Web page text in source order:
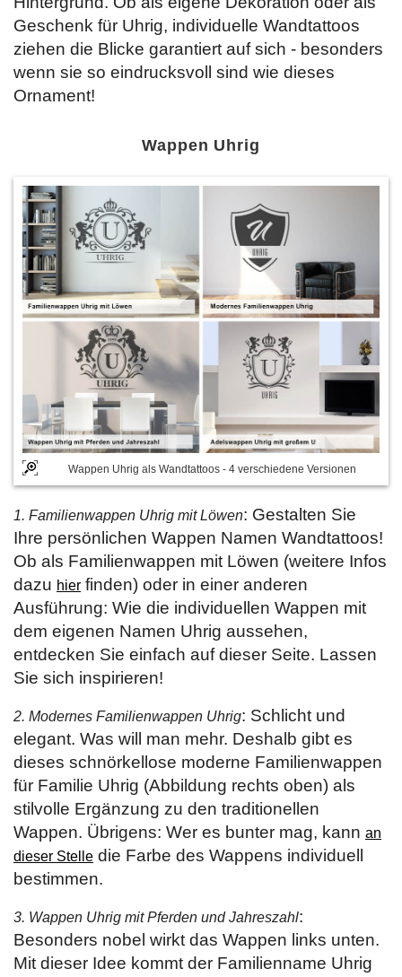
Geschenk für Uhrig, individuelle Wandtattoos
ziehen die Blicke garantiert auf sich - besonders
wenn sie so eindrucksvoll sind wie dieses
Ornament!
Wappen Uhrig
Wappen Uhrig als Wandtattoos - 4 verschiedene Versionen
1. Familienwappen Uhrig mit Löwen: Gestalten Sie
Ihre persönlichen Wappen Namen Wandtattoos!
Ob als Familienwappen mit Löwen (weitere Infos
dazu hier finden) oder in einer anderen
Ausführung: Wie die individuellen Wappen mit
dem eigenen Namen Uhrig aussehen,
entdecken Sie einfach auf dieser Seite. Lassen
Sie sich inspirieren!
2. Modernes Familienwappen Uhrig: Schlicht und
elegant. Was will man mehr. Deshalb gibt es
dieses schnörkellose moderne Familienwappen
für Familie Uhrig (Abbildung rechts oben) als
stilvolle Ergänzung zu den traditionellen
Wappen. Übrigens: Wer es bunter mag, kann an
dieser Stelle die Farbe des Wappens individuell
bestimmen.
3. Wappen Uhrig mit Pferden und Jahreszahl:
Besonders nobel wirkt das Wappen links unten.
Mit dieser Idee kommt der Familienname Uhrig